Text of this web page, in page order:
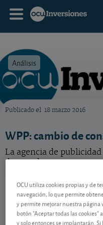
Análisis
Publicado el 18 marzo 2016
WPP: cambio de
La agencia de
de grandes eventos
OCU utiliza cookies propias y de
navegación, lo que permite
y permite mejorar nuestra página
botón "Aceptar todas las cookies"
y solo entonces se implantarán.